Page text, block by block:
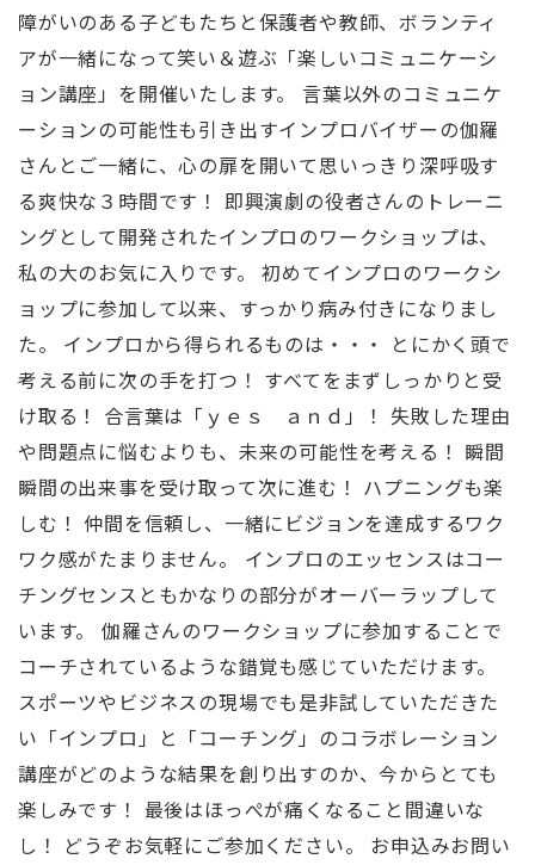
障がいのある子どもたちと保護者や教師、ボランティ
アが一緒になって笑い＆遊ぶ「楽しいコミュニケーシ
ョン講座」を開催いたします。 言葉以外のコミュニケ
ーションの可能性も引き出すインプロバイザーの伽羅
さんとご一緒に、心の扉を開いて思いっきり深呼吸す
る爽快な３時間です！ 即興演劇の役者さんのトレーニ
ングとして開発されたインプロのワークショップは、
私の大のお気に入りです。 初めてインプロのワークシ
ョップに参加して以来、すっかり病み付きになりまし
た。 インプロから得られるものは・・・ とにかく頭で
考える前に次の手を打つ！ すべてをまずしっかりと受
け取る！ 合言葉は「ｙｅｓ ａｎｄ」！ 失敗した理由
や問題点に悩むよりも、未来の可能性を考える！ 瞬間
瞬間の出来事を受け取って次に進む！ ハプニングも楽
しむ！ 仲間を信頼し、一緒にビジョンを達成するワク
ワク感がたまりません。 インプロのエッセンスはコー
チングセンスともかなりの部分がオーバーラップして
います。 伽羅さんのワークショップに参加することで
コーチされているような錯覚も感じていただけます。
スポーツやビジネスの現場でも是非試していただきた
い「インプロ」と「コーチング」のコラボレーション
講座がどのような結果を創り出すのか、今からとても
楽しみです！ 最後はほっぺが痛くなること間違いな
し！ どうぞお気軽にご参加ください。 お申込みお問い